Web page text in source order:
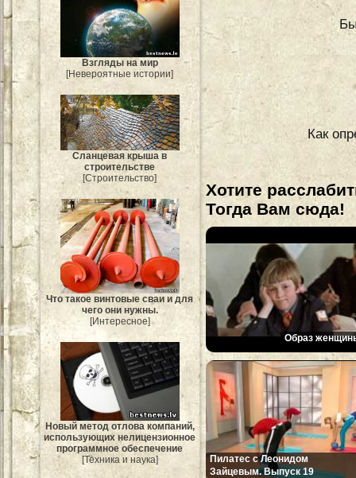
Взгляды на мир
[Невероятные истории]
Сланцевая крыша в
строительстве
[Строительство]
Что такое винтовые сваи и для
чего они нужны.
[Интересное]
Новый метод отлова компаний,
использующих нелицензионное
программное обеспечение
[Техника и наука]
Как
Хотите
Тогда Вам сюда!
Образ
Пилатес с Леонидом
Зайцевым. Выпуск 19